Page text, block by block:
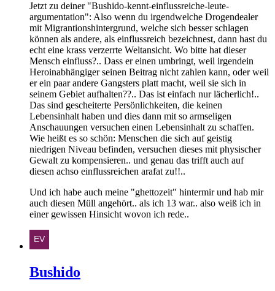
Jetzt zu deiner "Bushido-kennt-einflussreiche-leute-
argumentation": Also wenn du irgendwelche Drogendealer
mit Migrantionshintergrund, welche sich besser schlagen
können als andere, als einflussreich bezeichnest, dann hast du
echt eine krass verzerrte Weltansicht. Wo bitte hat dieser
Mensch einfluss?.. Dass er einen umbringt, weil irgendein
Heroinabhängiger seinen Beitrag nicht zahlen kann, oder weil
er ein paar andere Gangsters platt macht, weil sie sich in
seinem Gebiet aufhalten??.. Das ist einfach nur lächerlich!..
Das sind gescheiterte Persönlichkeiten, die keinen
Lebensinhalt haben und dies dann mit so armseligen
Anschauungen versuchen einen Lebensinhalt zu schaffen.
Wie heißt es so schön: Menschen die sich auf geistig
niedrigen Niveau befinden, versuchen dieses mit physischer
Gewalt zu kompensieren.. und genau das trifft auch auf
diesen achso einflussreichen arafat zu!!..
Und ich habe auch meine "ghettozeit" hintermir und hab mir
auch diesen Müll angehört.. als ich 13 war.. also weiß ich in
einer gewissen Hinsicht wovon ich rede..
Bushido